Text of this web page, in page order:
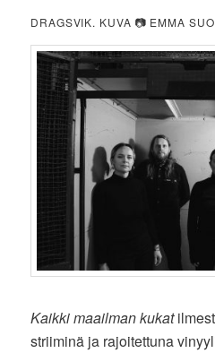
DRAGSVIK. KUVA 📷 EMMA
Kaikki maailman kukat
striiminä ja rajoitettuna